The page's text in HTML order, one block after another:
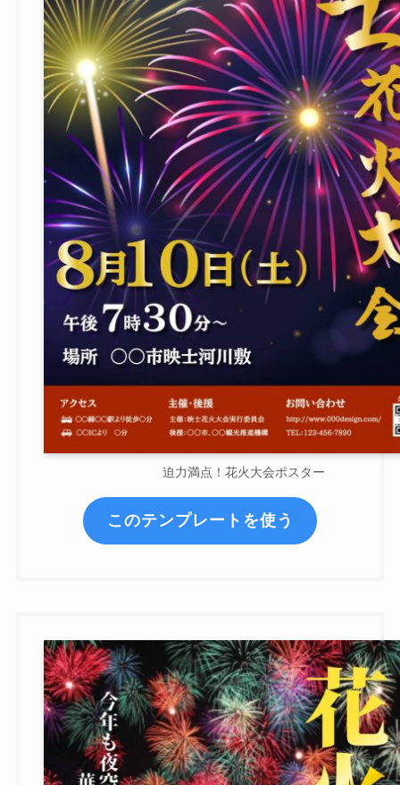
迫力満点！花火大会ポスター
このテンプレートを使う